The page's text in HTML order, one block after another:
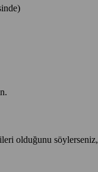
olduğunu söylerseniz,